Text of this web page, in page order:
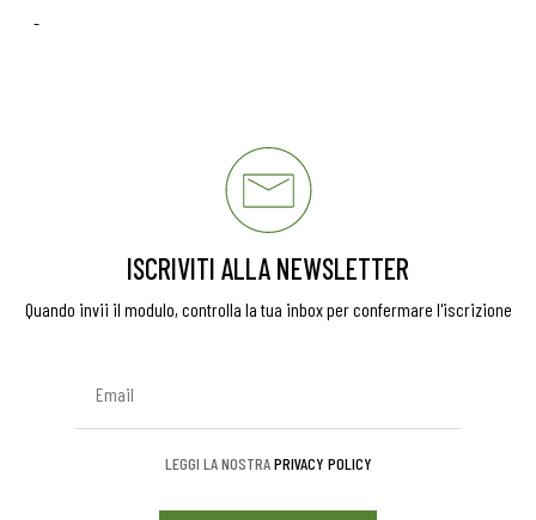
-
ISCRIVITI ALLA NEWSLETTER
Quando invii il modulo, controlla la tua inbox per confermare l'iscrizione
LEGGI LA NOSTRAPRIVACY POLICY